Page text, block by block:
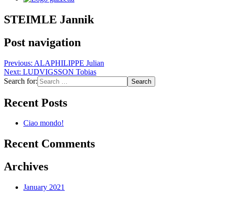
STEIMLE Jannik
Post navigation
Previous: ALAPHILIPPE Julian
Next: LUDVIGSSON Tobias
Search for:
Recent Posts
Ciao mondo!
Recent Comments
Archives
January 2021